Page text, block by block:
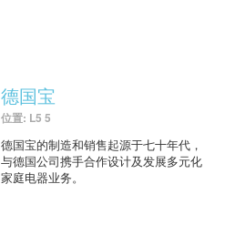
德国宝
位置: L5 5
德国宝的制造和销售起源于七十年代，
与德国公司携手合作设计及发展多元化
家庭电器业务。